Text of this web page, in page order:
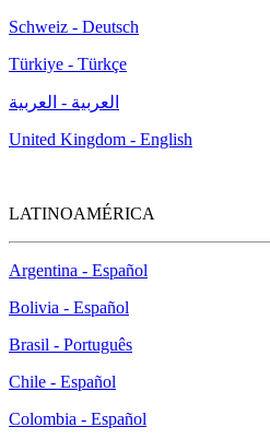
Schweiz - Deutsch
Türkiye - Türkçe
العربية - العربية
United Kingdom - English
LATINOAMÉRICA
Argentina - Español
Bolivia - Español
Brasil - Português
Chile - Español
Colombia - Español